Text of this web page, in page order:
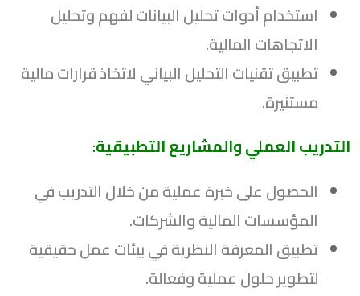
استخدام أدوات تحليل البيانات لفهم وتحليل
الاتجاهات المالية.
تطبيق تقنيات التحليل البياني لاتخاذ قرارات مالية
مستنيرة.
التدريب العملي والمشاريع التطبيقية:
الحصول على خبرة عملية من خلال التدريب في
المؤسسات المالية والشركات.
تطبيق المعرفة النظرية في بيئات عمل حقيقية
لتطوير حلول عملية وفعالة.